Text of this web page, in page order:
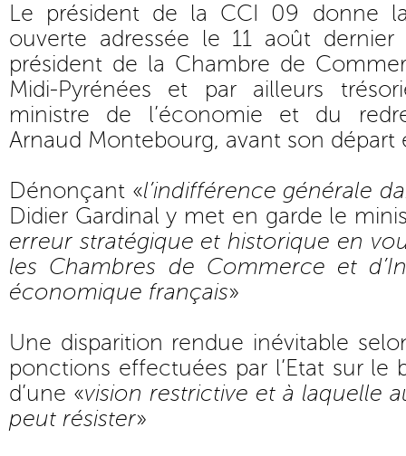
Le président de la CCI 09 donne
ouverte adressée le 11 août dernier
président de la Chambre de
Midi-Pyrénées et par ailleurs
ministre de l’économie et du
Arnaud Montebourg, avant son départ
Dénonçant «l’indifférence générale
Didier Gardinal y met en garde le
erreur stratégique et historique en
les Chambres de Commerce et
économique français»
Une disparition rendue inévitable
ponctions effectuées par l’Etat sur le
d’une «vision restrictive et à laquelle
peut résister»